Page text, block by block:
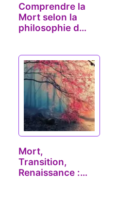
Comprendre la
Mort selon la
philosophie du
Mort,
Transition,
Renaissance :